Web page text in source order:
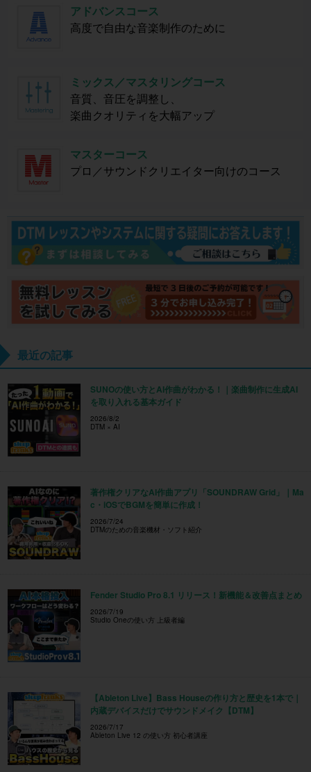
アドバンスコース
高度で自由な音楽制作のために
ミックス／マスタリングコース
音質、音圧を調整し、
楽曲クオリティを大幅アップ
マスターコース
プロ／サウンドクリエイター向けのコース
最近の記事
SUNOの使い方とAI作曲がわかる！｜楽曲制作に生成AI
を取り入れる基本ガイド
2026/8/2
DTM × AI
著作権クリアなAI作曲アプリ「SOUNDRAW Grid」｜Ma
c・iOSでBGMを簡単に作成！
2026/7/24
DTMのための音楽機材・ソフト紹介
Fender Studio Pro 8.1 リリース！新機能＆改善点まとめ
2026/7/19
Studio Oneの使い方 上級者編
【Ableton Live】Bass Houseの作り方と歴史を1本で｜
内蔵デバイスだけでサウンドメイク【DTM】
2026/7/17
Ableton Live 12 の使い方 初心者講座